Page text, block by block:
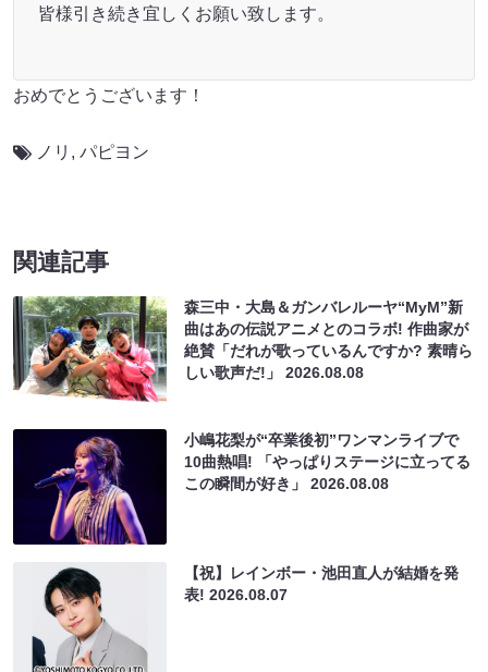
皆様引き続き宜しくお願い致します。
おめでとうございます！
ノリ , パピヨン
関連記事
森三中・大島＆ガンバレルーヤ“MyM”新
曲はあの伝説アニメとのコラボ! 作曲家が
絶賛「だれが歌っているんですか? 素晴ら
しい歌声だ!」2026.08.08
小嶋花梨が“卒業後初”ワンマンライブで
10曲熱唱! 「やっぱりステージに立ってる
この瞬間が好き」2026.08.08
【祝】レインボー・池田直人が結婚を発
表!2026.08.07